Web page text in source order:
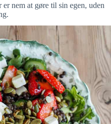
nem at gøre til sin egen, uden